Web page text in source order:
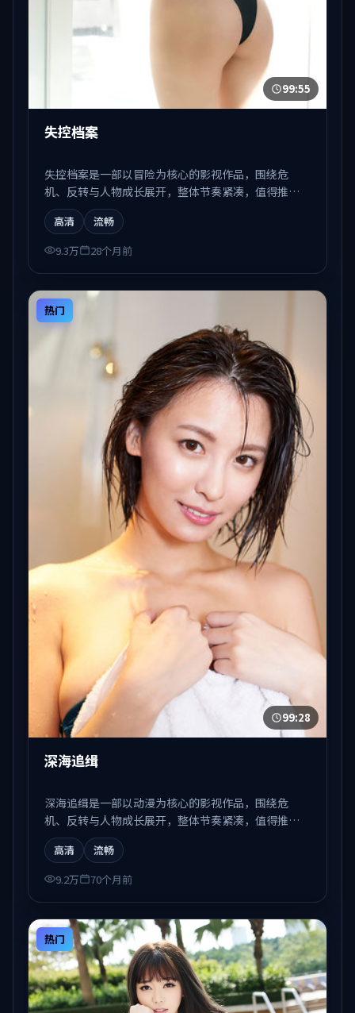
99:55
失控档案
失控档案是一部以冒险为核心的影视作品，围绕危
机、反转与人物成长展开，整体节奏紧凑，值得推荐
观看。
高清
流畅
9.3万
28个月前
热门
99:28
深海追缉
深海追缉是一部以动漫为核心的影视作品，围绕危
机、反转与人物成长展开，整体节奏紧凑，值得推荐
观看。
高清
流畅
9.2万
70个月前
热门